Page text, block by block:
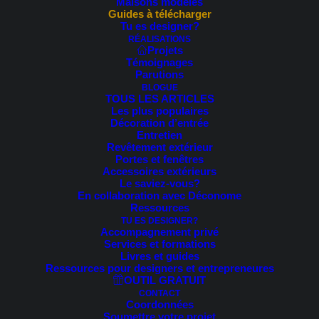
Guides à télécharger
Tu es designer?
RÉALISATIONS
Projets
Témoignages
Parutions
BLOGUE
TOUS LES ARTICLES
Les plus populaires
Décoration d’entrée
Entretien
Revêtement extérieur
Portes et fenêtres
Accessoires extérieurs
Le saviez-vous?
En collaboration avec Déconome
Ressources
TU ES DESIGNER?
Accompagnement privé
Services et formations
Livres et guides
Ressources pour designers et entrepreneures
OUTIL GRATUIT
CONTACT
Coordonnées
Soumettre votre projet